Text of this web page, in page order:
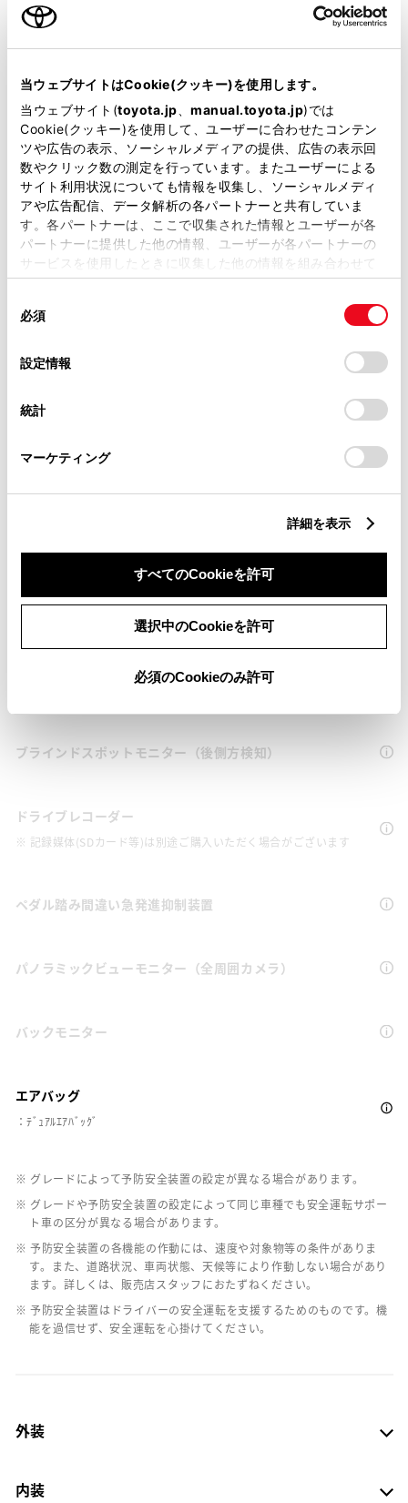
当ウェブサイトはCookie(クッキー)を使用します。
当ウェブサイト(toyota.jp manual.toyota.jp)では
Cookie(クッキー)を使用して、ユーザーに合わせたコンテン
ツや広告の表示、ソーシャルメディアの提供、広告の表示回
数やクリック数の測定を行っています。またユーザーによる
サイト利用状況についても情報を収集し、ソーシャルメディ
アや広告配信、データ解析の各パートナーと共有していま
す。各パートナーは、ここで収集された情報とユーザーが各
パートナーに提供した他の情報、ユーザーが各パートナーの
サービスを使用したときに収集した他の情報を組み合わせて
使用することがあります。当ウェブサイトの使用を続行する
デバイスにすべてのCookie(クッキー)が保存されることに同
意したことになります。Cookie(クッキー)のオプトアウト、
設定の変更、同意を撤回したりするにあたっては、当社の
「Cookie（クッキー）情報の取り扱いについて
」をご覧くだ
必須
設定情報
統計
マーケティング
詳細を表示
すべてのCookieを許可
選択中のCookieを許可
必須のCookieのみ許可
：ｽﾏｰﾄｷ-
リモコンスターター
ETC
※ セットアップ費用は別途申し受けます
安全装置・運転サポート
衝突被害軽減ブレーキ
クルーズコントロール
ブラインドスポットモニター（後側方検知）
ドライブレコーダー
※ 記録媒体(SDカード等)は別途ご購入いただく場合がございます
ペダル踏み間違い急発進抑制装置
パノラミックビューモニター（全周囲カメラ）
バックモニター
エアバッグ
：ﾃﾞｭｱﾙｴｱﾊﾞｯｸﾞ
※ グレードによって予防安全装置の設定が異なる場合があります。
※ グレードや予防安全装置の設定によって同じ車種でも安全運転サポー
ト車の区分が異なる場合があります。
※ 予防安全装置の各機能の作動には、速度や対象物等の条件がありま
す。また、道路状況、車両状態、天候等により作動しない場合があり
ます。詳しくは、販売店スタッフにおたずねください。
※ 予防安全装置はドライバーの安全運転を支援するためのものです。機
能を過信せず、安全運転を心掛けてください。
外装
内装